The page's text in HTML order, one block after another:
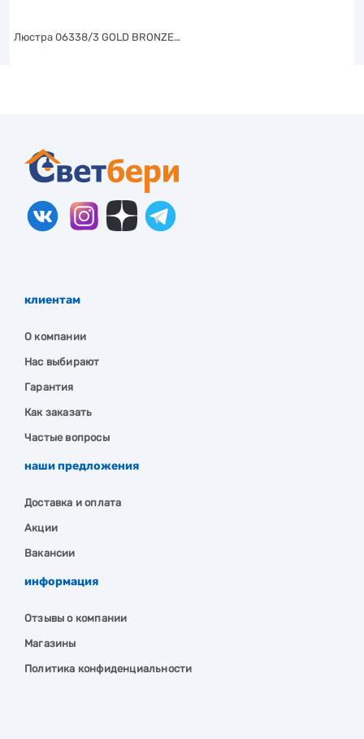
Люстра 06338/3 GOLD BRONZE…
клиентам
О компании
Нас выбирают
Гарантия
Как заказать
Частые вопросы
наши предложения
Доставка и оплата
Акции
Вакансии
информация
Отзывы о компании
Магазины
Политика конфиденциальности